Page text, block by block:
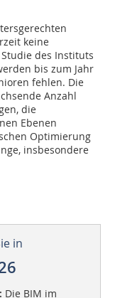
keine
des Instituts
bis zum Jahr
fehlen. Die
Anzahl
die
Ebenen
Optimierung
insbesondere
in
Die BIM im